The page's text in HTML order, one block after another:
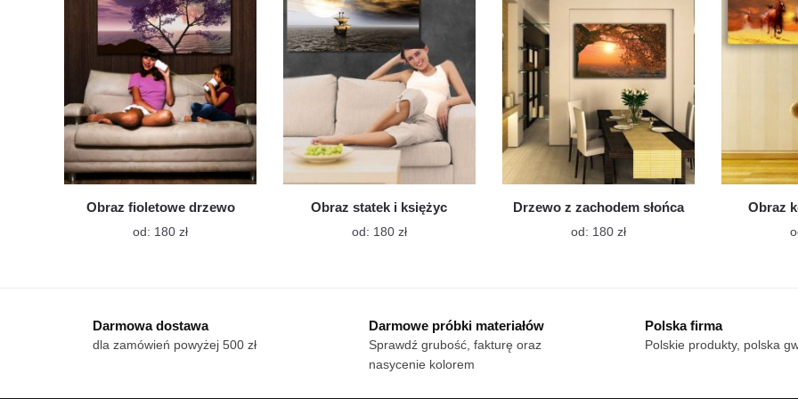
można
wybrać
na
stronie
produktu
można
wybrać
na
stronie
produktu
można
wybrać
na
stronie
produktu
Obraz fioletowe drzewo
od: 180 złTen
Opcje
można
Obraz statek i księżyc
od: 180 złTen
Opcje
można
wybrać
Drzewo z zachodem słońca
od: 180 złTen
Opcje
można
Obraz
Darmowa dostawa
dla zamówień powyżej 500 zł
Darmowe próbki materiałów
Sprawdź grubość, fakturę oraz
nasycenie kolorem
Polska firma
Polskie produkty, polska